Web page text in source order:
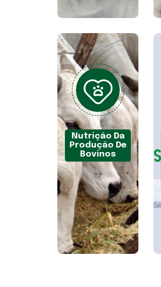
Nutrição Da
Produção De
Bovinos